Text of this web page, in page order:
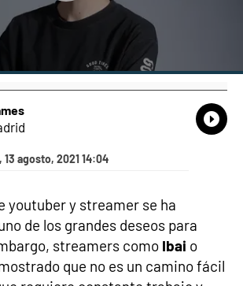
agosto, 2021 14:04
youtuber y streamer se ha
de los grandes deseos para
streamers como Ibai o
que no es un camino fácil